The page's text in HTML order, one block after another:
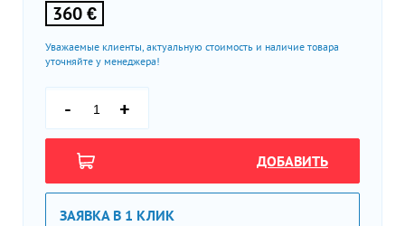
360 €
Уважаемые клиенты, актуальную стоимость и наличие товара
уточняйте у менеджера!
- +
ДОБАВИТЬ
ЗАЯВКА В 1 КЛИК